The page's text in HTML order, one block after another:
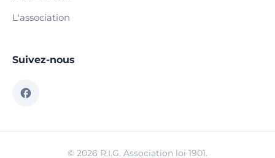
L'association
Suivez-nous
© 2026 R.I.G. Association loi 1901.